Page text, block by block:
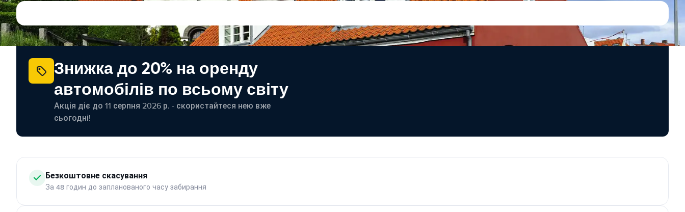
Знижка до 20% на оренду
автомобілів по всьому світу
Акція діє до 11 серпня 2026 р. - скористайтеся нею вже
сьогодні!
Безкоштовне скасування
За 48 годин до запланованого часу забирання